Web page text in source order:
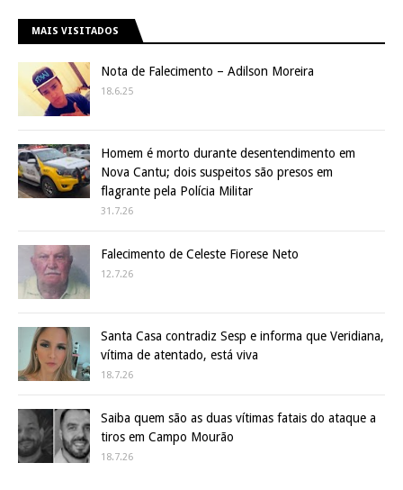
MAIS VISITADOS
Nota de Falecimento – Adilson Moreira
18.6.25
Homem é morto durante desentendimento em
Nova Cantu; dois suspeitos são presos em
flagrante pela Polícia Militar
31.7.26
Falecimento de Celeste Fiorese Neto
12.7.26
Santa Casa contradiz Sesp e informa que Veridiana,
vítima de atentado, está viva
18.7.26
Saiba quem são as duas vítimas fatais do ataque a
tiros em Campo Mourão
18.7.26